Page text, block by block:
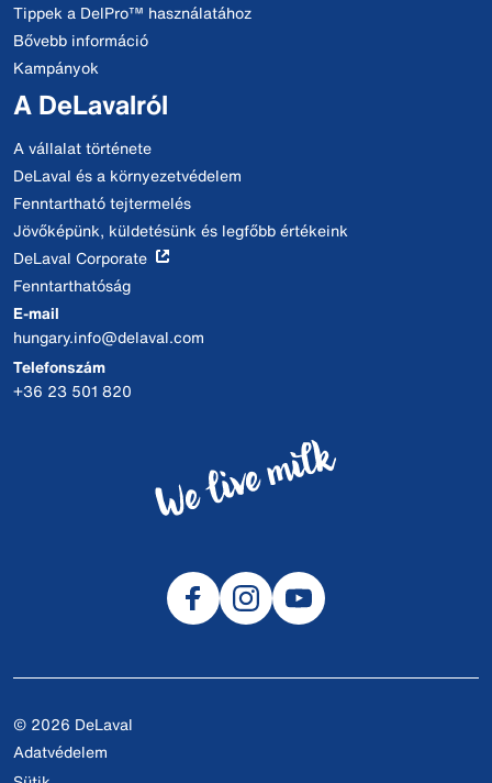
Tippek a DelPro™ használatához
Bővebb információ
Kampányok
A DeLavalról
A vállalat története
DeLaval és a környezetvédelem
Fenntartható tejtermelés
Jövőképünk, küldetésünk és legfőbb értékeink
DeLaval Corporate
Fenntarthatóság
E-mail
hungary.info@delaval.com
Telefonszám
+36 23 501 820
© 2026 DeLaval
Adatvédelem